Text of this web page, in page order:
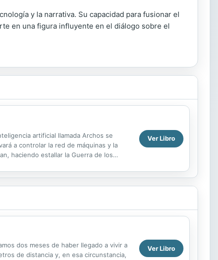
y la narrativa. Su capacidad para fusionar el
en una figura influyente en el diálogo sobre el
artificial llamada Archos se
a controlar la red de máquinas y la
haciendo estallar la Guerra de los
Ver Libro
dos meses de haber llegado a vivir a
de distancia y, en esa circunstancia,
Ver Libro